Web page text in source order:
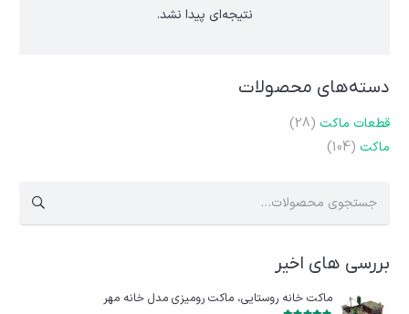
نتیجه‌ای پیدا نشد.
دسته‌های محصولات
قطعات ماکت (28)
ماکت (104)
برای:
بررسی های اخیر
ماکت خانه روستایی، ماکت رومیزی مدل خانه مهر